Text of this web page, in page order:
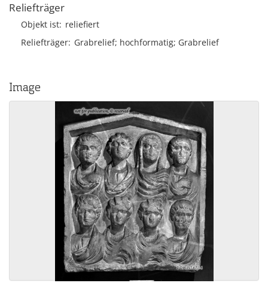
Reliefträger
Objekt ist reliefiert
Reliefträger Grabrelief; hochformatig; Grabrelief
Image